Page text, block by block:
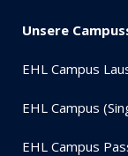
Unsere
EHL Campus
EHL Campus
EHL Campus